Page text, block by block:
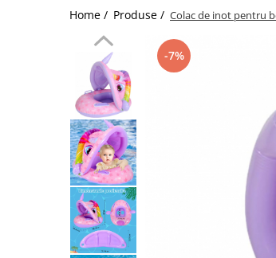
Stickere, Abtibilduri, Autocolante
Home / Produse / Colac de inot pentru
-7%